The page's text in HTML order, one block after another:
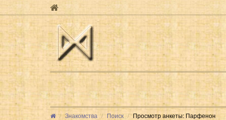
Знакомства Поиск Просмотр анкеты: Парфенон